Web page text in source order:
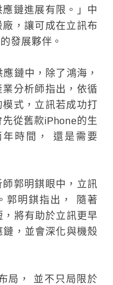
鏈進展有限。」中
，讓可成在立訊布
發展夥伴。
鏈中，除了鴻海，
分析師指出，依循
式，立訊若成功打
從舊款iPhone的生
時間， 還是需要
郭明錤眼中，立訊
郭明錤指出， 隨著
將有助於立訊更早
，並會深化與機殼
局， 並不只局限於